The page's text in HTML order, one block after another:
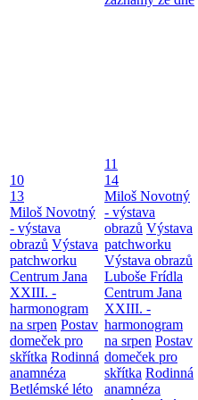
10
13
Miloš Novotný
- výstava
obrazů Výstava
patchworku
Centrum Jana
XXIII. -
harmonogram
na srpen Postav
domeček pro
skřítka Rodinná
anamnéza
Betlémské léto
11
14
Miloš Novotný
- výstava
obrazů Výstava
patchworku
Výstava obrazů
Luboše Frídla
Centrum Jana
XXIII. -
harmonogram
na srpen Postav
domeček pro
skřítka Rodinná
anamnéza